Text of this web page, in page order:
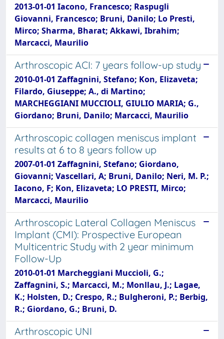
2013-01-01 Iacono, Francesco; Raspugli
Giovanni, Francesco; Bruni, Danilo; Lo Presti,
Mirco; Sharma, Bharat; Akkawi, Ibrahim;
Marcacci, Maurilio
Arthroscopic ACI: 7 years follow-up study
2010-01-01 Zaffagnini, Stefano; Kon, Elizaveta;
Filardo, Giuseppe; A., di Martino;
MARCHEGGIANI MUCCIOLI, GIULIO MARIA; G.,
Giordano; Bruni, Danilo; Marcacci, Maurilio
Arthroscopic collagen meniscus implant
results at 6 to 8 years follow up
2007-01-01 Zaffagnini, Stefano; Giordano,
Giovanni; Vascellari, A; Bruni, Danilo; Neri, M. P.;
Iacono, F; Kon, Elizaveta; LO PRESTI, Mirco;
Marcacci, Maurilio
Arthroscopic Lateral Collagen Meniscus
Implant (CMI): Prospective European
Multicentric Study with 2 year minimum
Follow-Up
2010-01-01 Marcheggiani Muccioli, G.;
Zaffagnini, S.; Marcacci, M.; Monllau, J.; Lagae,
K.; Holsten, D.; Crespo, R.; Bulgheroni, P.; Berbig,
R.; Giordano, G.; Bruni, D.
Arthroscopic UNI